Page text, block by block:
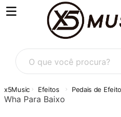
O que você procura?
Efeitos Pedais de Efeito
Wha Para Baixo